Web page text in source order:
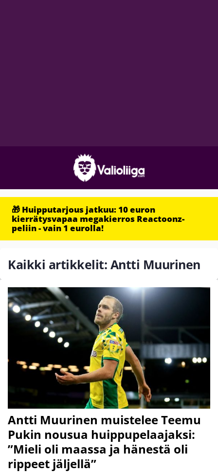
🎁 Huipputarjous jatkuu: 10 euron
kierrätysvapaa megakierros Reactoonz-
peliin - vain 1 eurolla!
Kaikki artikkelit: Antti Muurinen
Antti Muurinen muistelee Teemu
Pukin nousua huippupelaajaksi:
”Mieli oli maassa ja hänestä oli
rippeet jäljellä”